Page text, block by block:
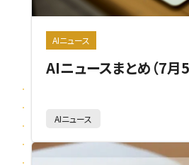
AIニュース
AIニュースまとめ（7月5
AIニュース